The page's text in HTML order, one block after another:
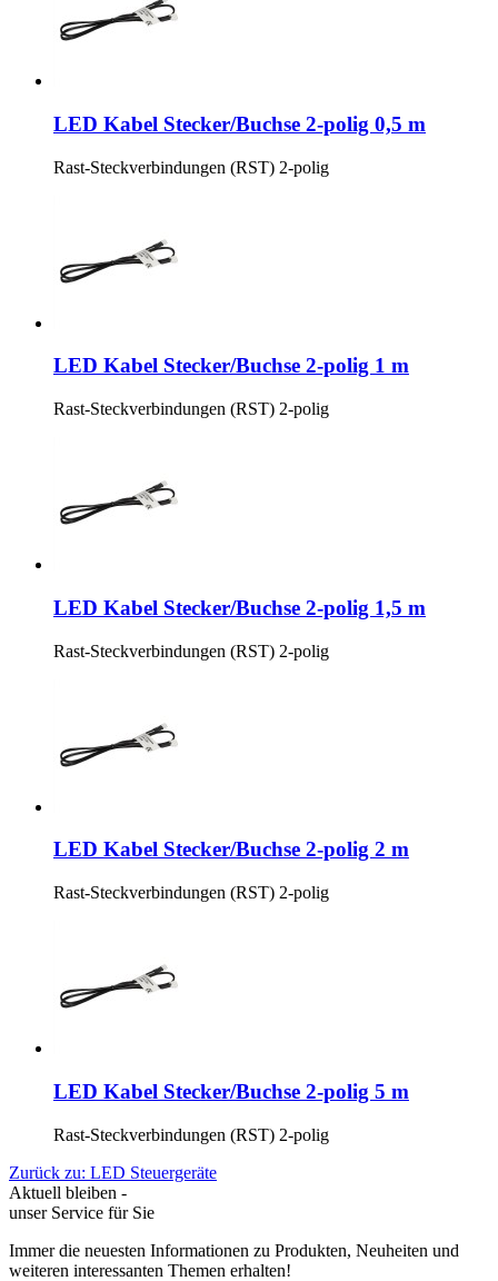
LED Kabel Stecker/Buchse 2-polig 0,5 m
Rast-Steckverbindungen (RST) 2-polig
LED Kabel Stecker/Buchse 2-polig 1 m
Rast-Steckverbindungen (RST) 2-polig
LED Kabel Stecker/Buchse 2-polig 1,5 m
Rast-Steckverbindungen (RST) 2-polig
LED Kabel Stecker/Buchse 2-polig 2 m
Rast-Steckverbindungen (RST) 2-polig
LED Kabel Stecker/Buchse 2-polig 5 m
Rast-Steckverbindungen (RST) 2-polig
Zurück zu: LED Steuergeräte
Aktuell bleiben -
unser Service für Sie
Immer die neuesten Informationen zu Produkten, Neuheiten und
weiteren interessanten Themen erhalten!